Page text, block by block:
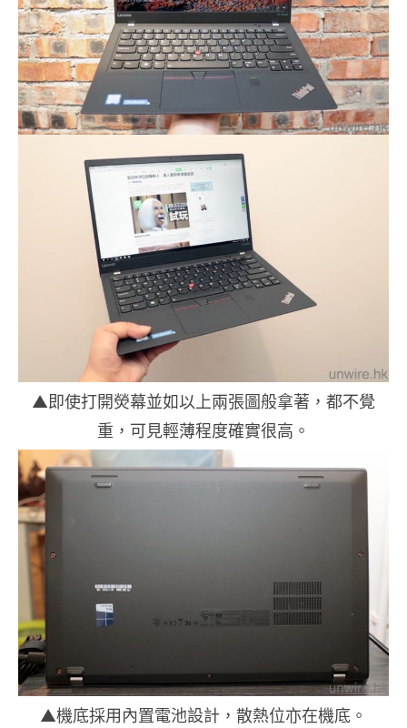
▲即使打開熒幕並如以上兩張圖般拿著，都不覺
重，可見輕薄程度確實很高。
▲機底採用內置電池設計，散熱位亦在機底。